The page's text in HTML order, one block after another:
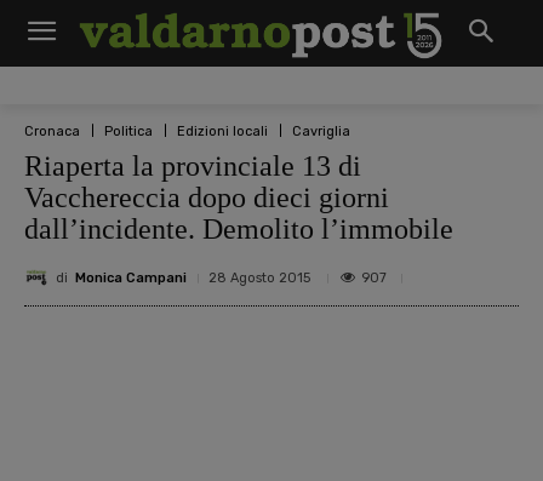
Cronaca Politica Edizioni locali Cavriglia
Riaperta la provinciale 13 di
Vacchereccia dopo dieci giorni
dall’incidente. Demolito l’immobile
di Monica Campani 28 Agosto 2015 907